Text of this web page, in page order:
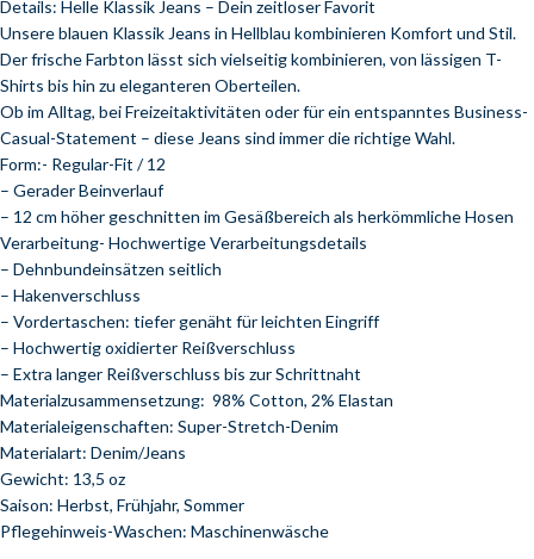
Details: Helle Klassik Jeans – Dein zeitloser Favorit
Unsere blauen Klassik Jeans in Hellblau kombinieren Komfort und Stil.
Der frische Farbton lässt sich vielseitig kombinieren, von lässigen T-
Shirts bis hin zu eleganteren Oberteilen.
Ob im Alltag, bei Freizeitaktivitäten oder für ein entspanntes Business-
Casual-Statement – diese Jeans sind immer die richtige Wahl.
Form:- Regular-Fit / 12
– Gerader Beinverlauf
– 12 cm höher geschnitten im Gesäßbereich als herkömmliche Hosen
Verarbeitung- Hochwertige Verarbeitungsdetails
– Dehnbundeinsätzen seitlich
– Hakenverschluss
– Vordertaschen: tiefer genäht für leichten Eingriff
– Hochwertig oxidierter Reißverschluss
– Extra langer Reißverschluss bis zur Schrittnaht
Materialzusammensetzung: 98% Cotton, 2% Elastan
Materialeigenschaften: Super-Stretch-Denim
Materialart: Denim/Jeans
Gewicht: 13,5 oz
Saison: Herbst, Frühjahr, Sommer
Pflegehinweis-Waschen: Maschinenwäsche